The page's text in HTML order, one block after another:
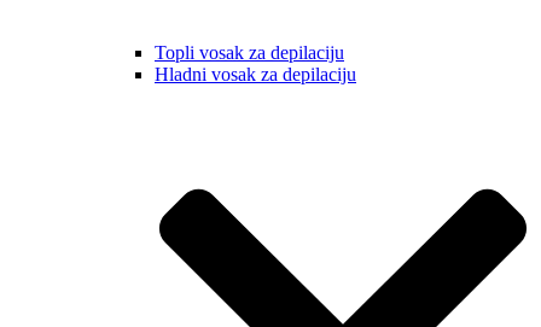
Topli vosak za depilaciju
Hladni vosak za depilaciju